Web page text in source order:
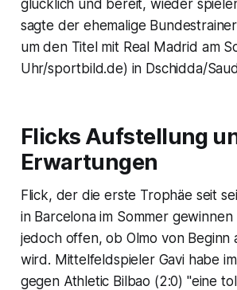
glücklich und bereit, wieder
sagte der ehemalige
um den Titel mit Real Madrid am
Uhr/sportbild.de) in Dschidda/
Flicks Aufstellung
Erwartungen
Flick, der die erste Trophäe seit
in Barcelona im Sommer gewinnen
jedoch offen, ob Olmo von Beginn
wird. Mittelfeldspieler Gavi habe
gegen Athletic Bilbao (2:0) "eine